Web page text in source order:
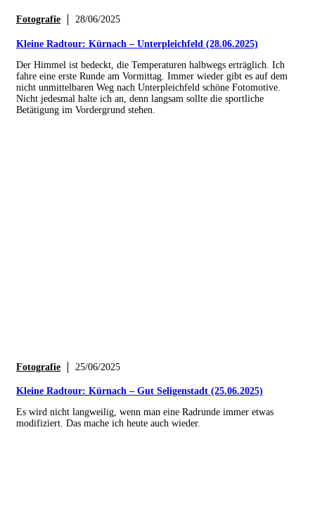
Fotografie 28/06/2025
Kleine Radtour: Kürnach – Unterpleichfeld (28.06.2025)
Der Himmel ist bedeckt, die Temperaturen halbwegs erträglich. Ich
fahre eine erste Runde am Vormittag. Immer wieder gibt es auf dem
nicht unmittelbaren Weg nach Unterpleichfeld schöne Fotomotive.
Nicht jedesmal halte ich an, denn langsam sollte die sportliche
Betätigung im Vordergrund stehen.
Fotografie 25/06/2025
Kleine Radtour: Kürnach – Gut Seligenstadt (25.06.2025)
Es wird nicht langweilig, wenn man eine Radrunde immer etwas
modifiziert. Das mache ich heute auch wieder.